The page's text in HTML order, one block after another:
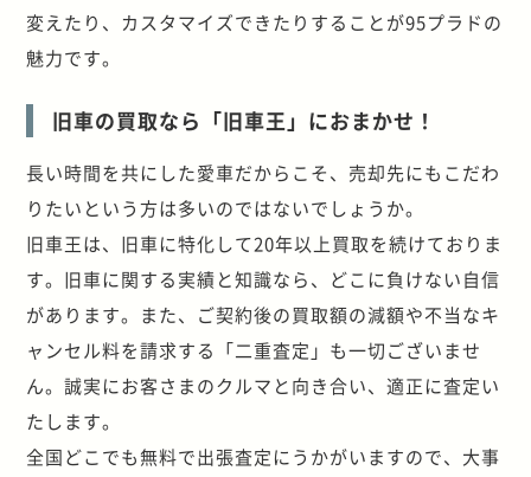
変えたり、カスタマイズできたりすることが95プラドの
魅力です。
旧車の買取なら「旧車王」におまかせ！
長い時間を共にした愛車だからこそ、売却先にもこだわ
りたいという方は多いのではないでしょうか。
旧車王は、旧車に特化して20年以上買取を続けておりま
す。旧車に関する実績と知識なら、どこに負けない自信
があります。また、ご契約後の買取額の減額や不当なキ
ャンセル料を請求する「二重査定」も一切ございませ
ん。誠実にお客さまのクルマと向き合い、適正に査定い
たします。
全国どこでも無料で出張査定にうかがいますので、大事